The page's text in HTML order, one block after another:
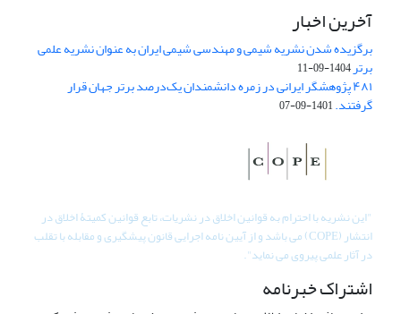
آخرین اخبار
برگزیده شدن نشریه شیمی و مهندسی شیمی ایران به عنوان نشریه علمی
برتر1404-09-11
۴۸۱ پژوهشگر ایرانی در زمره دانشمندان یک‌درصد برتر جهان قرار
گرفتند.1401-09-07
"این نشریه با احترام به قوانین اخلاق در نشریات، تابع قوانین کمیتۀ اخلاق در
انتشار (COPE) می باشد و از آیین نامه اجرایی قانون پیشگیری و مقابله با تقلب
در آثار علمی پیروی می نماید".
اشتراک خبرنامه